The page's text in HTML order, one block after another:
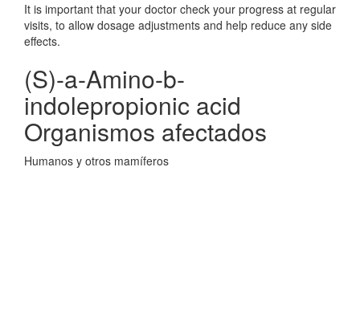
It is important that your doctor check your progress at regular
visits, to allow dosage adjustments and help reduce any side
effects.
(S)-a-Amino-b-
indolepropionic acid
Organismos afectados
Humanos y otros mamíferos